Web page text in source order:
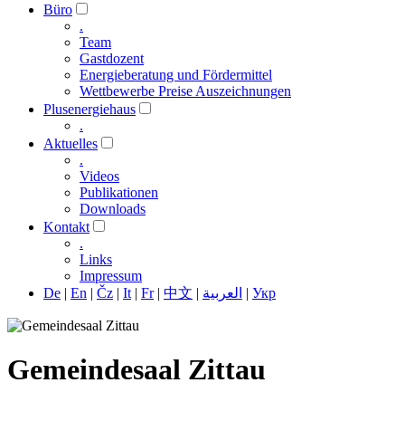
Büro
.
Team
Gastdozent
Energieberatung und Fördermittel
Wettbewerbe Preise Auszeichnungen
Plusenergiehaus
.
Aktuelles
.
Videos
Publikationen
Downloads
Kontakt
.
Links
Impressum
De | En | Čz | It | Fr| 中文 | العربية | Укр
Gemeindesaal Zittau